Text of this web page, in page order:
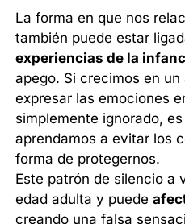
La forma en que nos
también puede estar
experiencias de la
apego. Si crecimos en un
expresar las emociones
simplemente ignorado,
aprendamos a evitar los
forma de protegernos.
Este patrón de silencio a
edad adulta y puede
creando una falsa